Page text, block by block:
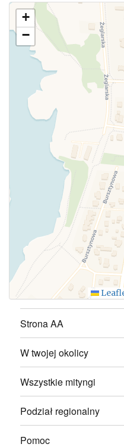
Użyj tego formularza
zmianach w
+
−
Strona AA
W twojej okolicy
Wszystkie mityngi
Podział regionalny
Pomoc